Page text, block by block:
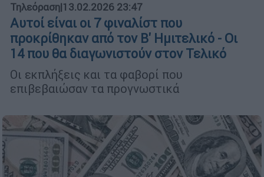
Τηλεόραση|13.02.2026 23:47
Αυτοί είναι οι 7 φιναλίστ που
προκρίθηκαν από τον Β' Ημιτελικό - Οι
14 που θα διαγωνιστούν στον Τελικό
Οι εκπλήξεις και τα φαβορί που
επιβεβαιώσαν τα προγνωστικά